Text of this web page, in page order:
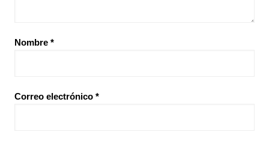
Nombre *
Correo electrónico *